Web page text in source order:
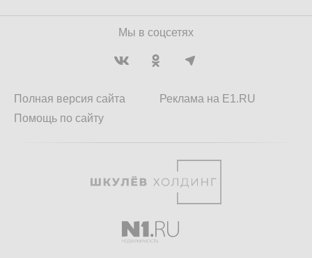
Мы в соцсетях
Полная версия сайта
Помощь по сайту
Реклама на E1.RU